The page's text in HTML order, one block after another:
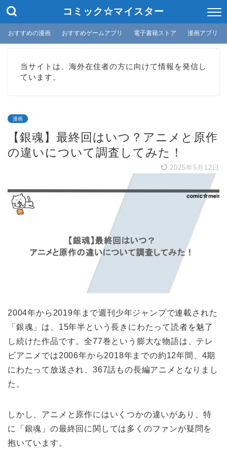
コミック☆マイスター
おすすめの漫画 おすすめゲームアプリ 電子書籍ストア 漫画アプリ
当サイトは、海外在住者の方に向けて情報を発信し
ています。
漫画
【銀魂】最終回はいつ？アニメと原作
の違いについて調査してみた！
2025年5月12日
2004年から2019年まで週刊少年ジャンプで連載された
「銀魂」は、15年半という長きにわたって読者を魅了
し続けた作品です。全77巻という膨大な物語は、テレ
ビアニメでは2006年から2018年までの約12年間、4期
にわたって放送され、367話もの長編アニメとなりまし
た。
しかし、アニメと原作にはいくつかの違いがあり、特
に「銀魂」の最終回に関しては多くのファンが疑問を
抱いています。